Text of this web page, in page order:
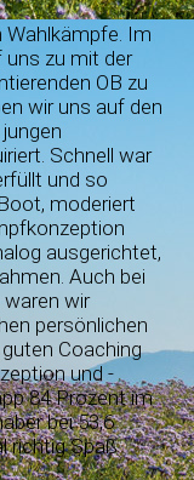
Wahlkämpfe. Im
uns zu mit der
OB zu
wir uns auf den
Schnell war
und so
moderiert
ausgerichtet,
Auch bei
wir
persönlichen
Coaching
und -
84 Prozent im
bei 53,6
richtig Spaß